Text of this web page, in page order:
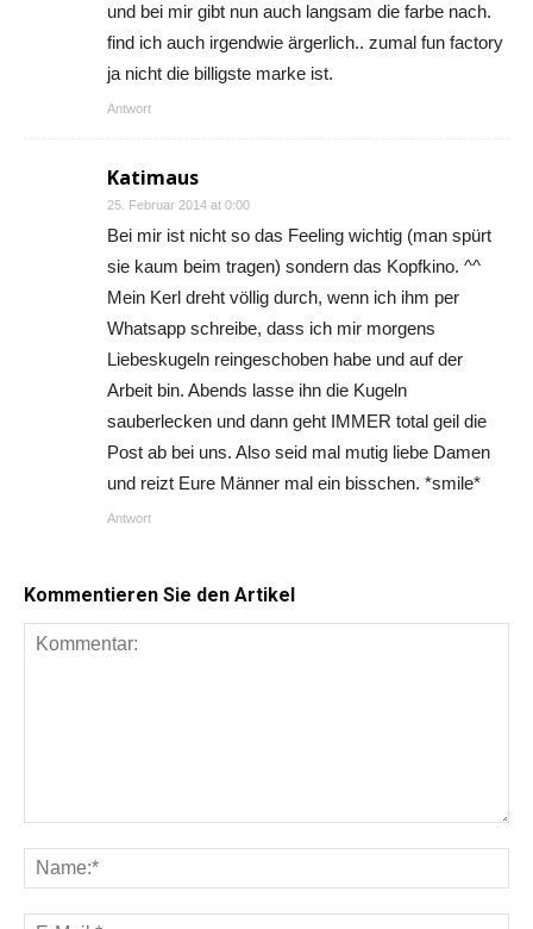
und bei mir gibt nun auch langsam die farbe nach.
find ich auch irgendwie ärgerlich.. zumal fun factory
ja nicht die billigste marke ist.
Antwort
Katimaus
25. Februar 2014 at 0:00
Bei mir ist nicht so das Feeling wichtig (man spürt
sie kaum beim tragen) sondern das Kopfkino. ^^
Mein Kerl dreht völlig durch, wenn ich ihm per
Whatsapp schreibe, dass ich mir morgens
Liebeskugeln reingeschoben habe und auf der
Arbeit bin. Abends lasse ihn die Kugeln
sauberlecken und dann geht IMMER total geil die
Post ab bei uns. Also seid mal mutig liebe Damen
und reizt Eure Männer mal ein bisschen. *smile*
Antwort
Kommentieren Sie den Artikel